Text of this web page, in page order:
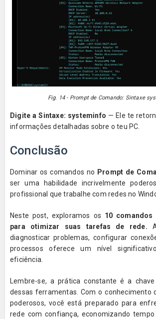
Fig. 14 - Prompt de Comando: Sintaxe
Digite a Sintaxe: systeminfo — Ele te
informações detalhadas sobre o teu PC.
Conclusão
Dominar os comandos no Prompt de
ser uma habilidade incrivelmente
profissional que trabalhe com redes no
Neste post, exploramos os 10 comandos
para otimizar suas tarefas de rede.
diagnosticar problemas, configurar
processos oferece um nível
eficiência.
Lembre-se, a prática constante é a
dessas ferramentas. Com o conhecimento
poderosos, você está preparado para
rede com confiança, economizando